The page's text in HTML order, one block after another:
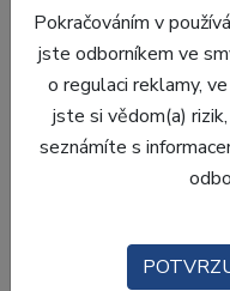
Laboratoř
ZHOTOVENÍ
VOSKOVÁ
CAD/CAM
Pokračováním v
jste odborníkem ve
o regulaci reklamy,
jste si vědom(a)
seznámíte s